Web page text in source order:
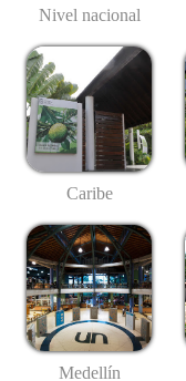
Nivel nacional
Caribe
Medellín